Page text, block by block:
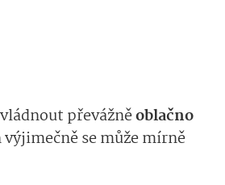
převážněoblačno
výjimečně se může mírně